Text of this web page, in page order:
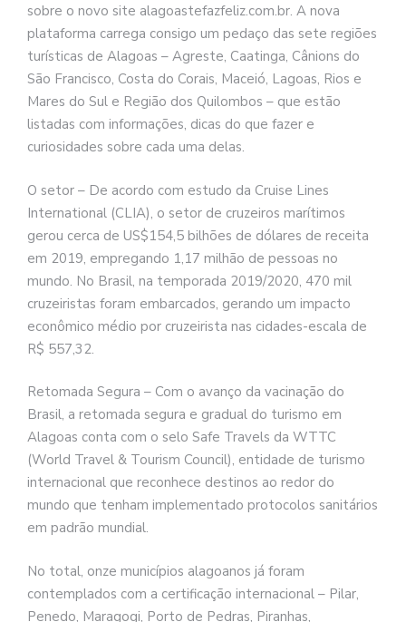
sobre o novo site alagoastefazfeliz.com.br. A nova
plataforma carrega consigo um pedaço das sete regiões
turísticas de Alagoas – Agreste, Caatinga, Cânions do
São Francisco, Costa do Corais, Maceió, Lagoas, Rios e
Mares do Sul e Região dos Quilombos – que estão
listadas com informações, dicas do que fazer e
curiosidades sobre cada uma delas.
O setor – De acordo com estudo da Cruise Lines
International (CLIA), o setor de cruzeiros marítimos
gerou cerca de US$154,5 bilhões de dólares de receita
em 2019, empregando 1,17 milhão de pessoas no
mundo. No Brasil, na temporada 2019/2020, 470 mil
cruzeiristas foram embarcados, gerando um impacto
econômico médio por cruzeirista nas cidades-escala de
R$ 557,32.
Retomada Segura – Com o avanço da vacinação do
Brasil, a retomada segura e gradual do turismo em
Alagoas conta com o selo Safe Travels da WTTC
(World Travel & Tourism Council), entidade de turismo
internacional que reconhece destinos ao redor do
mundo que tenham implementado protocolos sanitários
em padrão mundial.
No total, onze municípios alagoanos já foram
contemplados com a certificação internacional – Pilar,
Penedo, Maragogi, Porto de Pedras, Piranhas,